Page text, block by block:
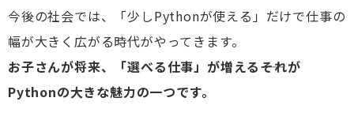
今後の社会では、「少しPythonが使える」だけで仕事の
幅が大きく広がる時代がやってきます。
お子さんが将来、「選べる仕事」が増える――それが
Pythonの大きな魅力の一つです。